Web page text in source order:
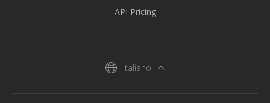
API Pricing
Italiano